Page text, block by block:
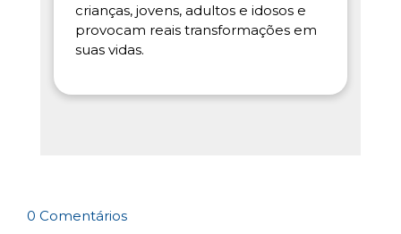
crianças, jovens, adultos e idosos e
provocam reais transformações em
suas vidas.
0 Comentários